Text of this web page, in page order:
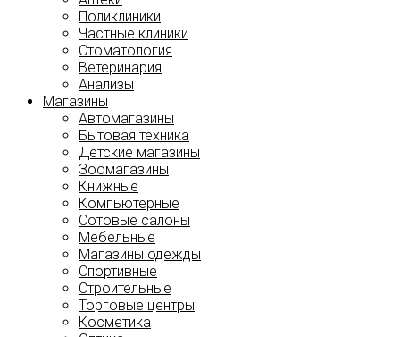
Поликлиники
Частные клиники
Стоматология
Ветеринария
Анализы
Магазины
Автомагазины
Бытовая техника
Детские магазины
Зоомагазины
Книжные
Компьютерные
Сотовые салоны
Мебельные
Магазины одежды
Спортивные
Строительные
Торговые центры
Косметика